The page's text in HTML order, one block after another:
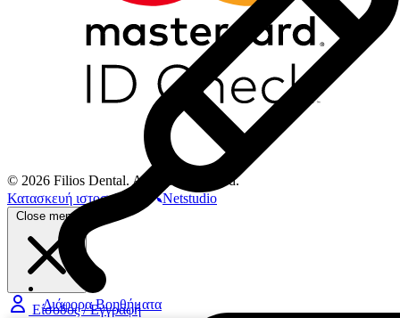
Διάφορα Βοηθήματα
© 2026 Filios Dental. All rights reserved.
Κατασκευή ιστοσελίδων
Netstudio
Close menu
Είσοδος / Εγγραφή